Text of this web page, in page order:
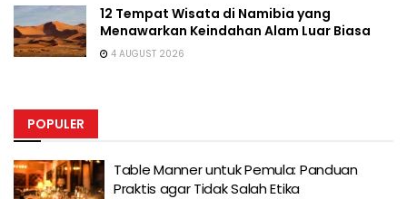
12 Tempat Wisata di Namibia yang
Menawarkan Keindahan Alam Luar Biasa
4 AUGUST 2026
POPULER
Table Manner untuk Pemula: Panduan
Praktis agar Tidak Salah Etika